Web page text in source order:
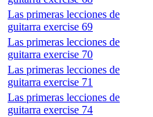
Las primeras lecciones de
guitarra exercise 69
Las primeras lecciones de
guitarra exercise 70
Las primeras lecciones de
guitarra exercise 71
Las primeras lecciones de
guitarra exercise 74